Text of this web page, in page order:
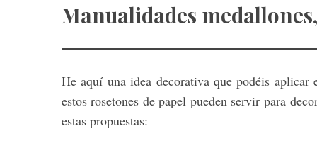
Manualidades
He aquí una idea decorativa que podéis
estos rosetones de papel pueden servir para
estas propuestas: